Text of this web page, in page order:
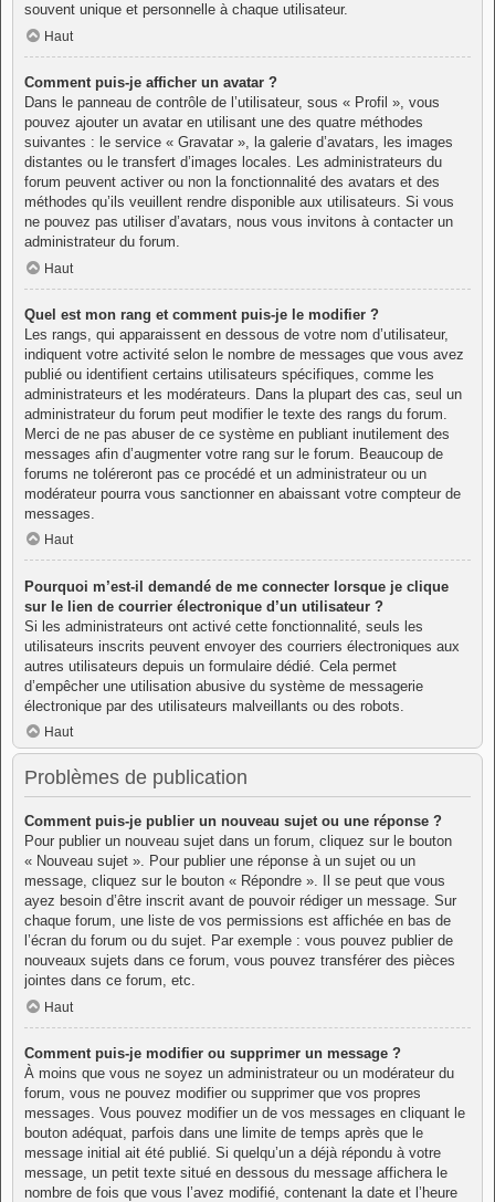
souvent unique et personnelle à chaque utilisateur.
Haut
Comment puis-je afficher un avatar ?
Dans le panneau de contrôle de l’utilisateur, sous « Profil », vous
pouvez ajouter un avatar en utilisant une des quatre méthodes
suivantes : le service « Gravatar », la galerie d’avatars, les images
distantes ou le transfert d’images locales. Les administrateurs du
forum peuvent activer ou non la fonctionnalité des avatars et des
méthodes qu’ils veuillent rendre disponible aux utilisateurs. Si vous
ne pouvez pas utiliser d’avatars, nous vous invitons à contacter un
administrateur du forum.
Haut
Quel est mon rang et comment puis-je le modifier ?
Les rangs, qui apparaissent en dessous de votre nom d’utilisateur,
indiquent votre activité selon le nombre de messages que vous avez
publié ou identifient certains utilisateurs spécifiques, comme les
administrateurs et les modérateurs. Dans la plupart des cas, seul un
administrateur du forum peut modifier le texte des rangs du forum.
Merci de ne pas abuser de ce système en publiant inutilement des
messages afin d’augmenter votre rang sur le forum. Beaucoup de
forums ne toléreront pas ce procédé et un administrateur ou un
modérateur pourra vous sanctionner en abaissant votre compteur de
messages.
Haut
Pourquoi m’est-il demandé de me connecter lorsque je clique
sur le lien de courrier électronique d’un utilisateur ?
Si les administrateurs ont activé cette fonctionnalité, seuls les
utilisateurs inscrits peuvent envoyer des courriers électroniques aux
autres utilisateurs depuis un formulaire dédié. Cela permet
d’empêcher une utilisation abusive du système de messagerie
électronique par des utilisateurs malveillants ou des robots.
Haut
Problèmes de publication
Comment puis-je publier un nouveau sujet ou une réponse ?
Pour publier un nouveau sujet dans un forum, cliquez sur le bouton
« Nouveau sujet ». Pour publier une réponse à un sujet ou un
message, cliquez sur le bouton « Répondre ». Il se peut que vous
ayez besoin d’être inscrit avant de pouvoir rédiger un message. Sur
chaque forum, une liste de vos permissions est affichée en bas de
l’écran du forum ou du sujet. Par exemple : vous pouvez publier de
nouveaux sujets dans ce forum, vous pouvez transférer des pièces
jointes dans ce forum, etc.
Haut
Comment puis-je modifier ou supprimer un message ?
À moins que vous ne soyez un administrateur ou un modérateur du
forum, vous ne pouvez modifier ou supprimer que vos propres
messages. Vous pouvez modifier un de vos messages en cliquant le
bouton adéquat, parfois dans une limite de temps après que le
message initial ait été publié. Si quelqu’un a déjà répondu à votre
message, un petit texte situé en dessous du message affichera le
nombre de fois que vous l’avez modifié, contenant la date et l’heure